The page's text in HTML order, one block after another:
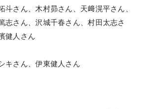
斗さん、木村昴さん、天﨑滉平さん、
志さん、沢城千春さん、村田太志さ
健人さん
キさん、伊東健人さん